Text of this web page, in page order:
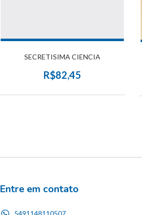
SECRETISIMA CIENCIA
R$82,45
Entre em contato
5491148110507